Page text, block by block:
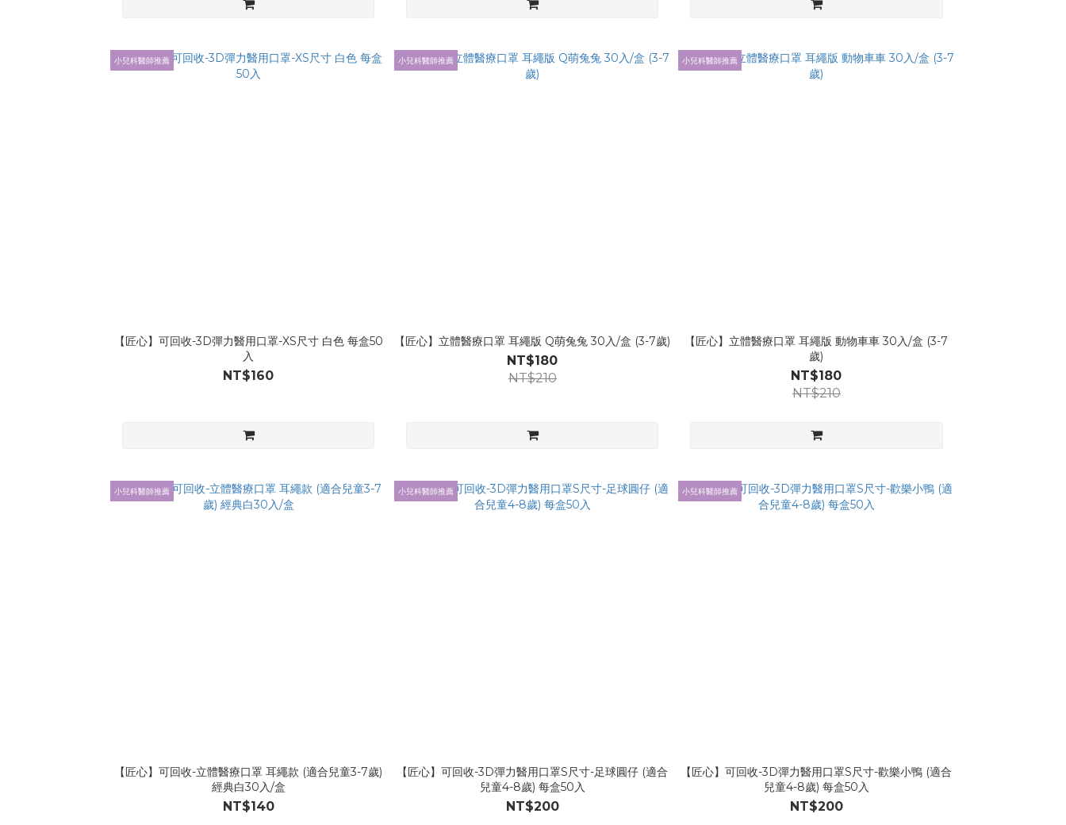
小兒科醫師推薦
【匠心】可回收-3D彈力醫用口罩-XS尺寸 白色 每盒50
入
NT$160
小兒科醫師推薦
【匠心】立體醫療口罩 耳繩版 Q萌兔兔 30入/盒 (3-7歲)
NT$180
NT$210
小兒科醫師推薦
【匠心】立體醫療口罩 耳繩版 動物車車 30入/盒 (3-7
歲)
NT$180
NT$210
小兒科醫師推薦
【匠心】可回收-立體醫療口罩 耳繩款 (適合兒童3-7歲)
經典白30入/盒
NT$140
小兒科醫師推薦
【匠心】可回收-3D彈力醫用口罩S尺寸-足球圓仔 (適合
兒童4-8歲) 每盒50入
NT$200
小兒科醫師推薦
【匠心】可回收-3D彈力醫用口罩S尺寸-歡樂小鴨 (適合
兒童4-8歲) 每盒50入
NT$200